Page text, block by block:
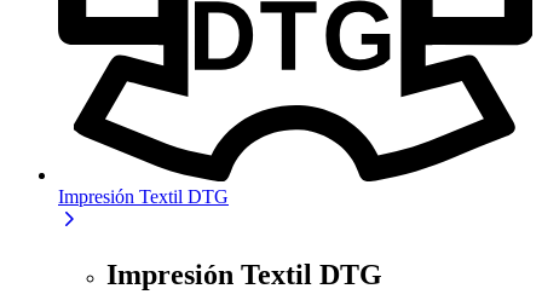
Impresión Textil DTG
Impresión Textil DTG